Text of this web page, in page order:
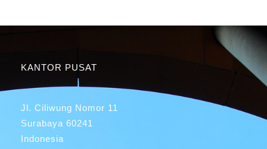
KANTOR PUSAT
Jl. Ciliwung Nomor 11
Surabaya 60241
Indonesia